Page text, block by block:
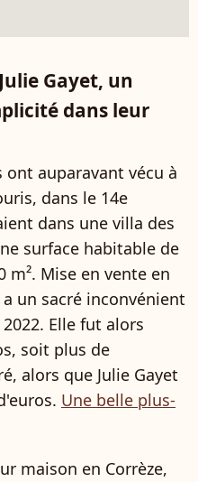
Gayet, un
dans leur
ont auparavant vécu à
dans le 14e
dans une villa des
surface habitable de
m². Mise en vente en
un sacré inconvénient
Elle fut alors
soit plus de
alors que Julie Gayet
Une belle plus-
maison en Corrèze,